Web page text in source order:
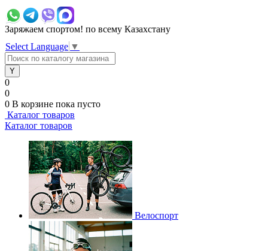
Заряжаем спортом! по всему Казахстану
Select Language ▼
0
0
0 В корзине пока пусто
Каталог товаров
Каталог товаров
Велоспорт